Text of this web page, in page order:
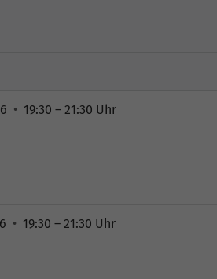
• 19:30 – 21:30 Uhr
• 19:30 – 21:30 Uhr